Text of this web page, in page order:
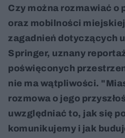
Czy można rozmawiać o
oraz mobilności
zagadnień dotyczących
Springer, uznany
poświęconych
nie ma wątpliwości.
rozmowa o jego
uwzględniać to, jak się
komunikujemy i jak